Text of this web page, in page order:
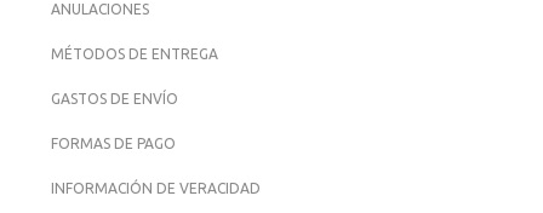
ANULACIONES
MÉTODOS DE ENTREGA
GASTOS DE ENVÍO
FORMAS DE PAGO
INFORMACIÓN DE VERACIDAD